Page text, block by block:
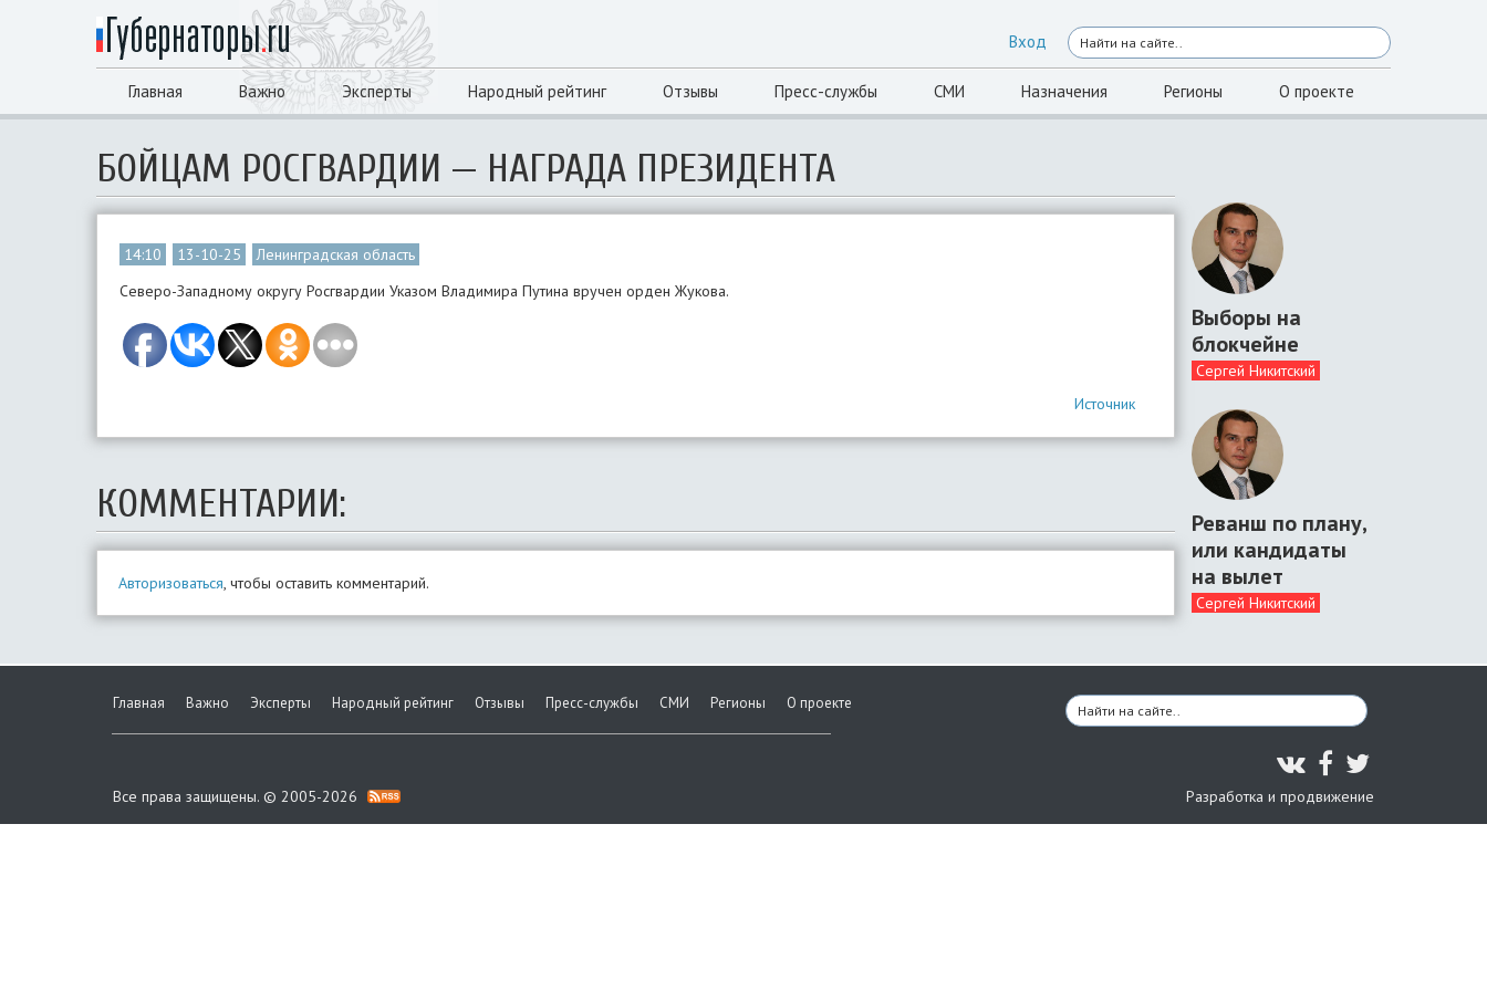
Вход
Главная Важно Эксперты Народный рейтинг Отзывы Пресс-службы СМИ Назначения Регионы О проекте
БОЙЦАМ РОСГВАРДИИ — НАГРАДА ПРЕЗИДЕНТА
14:10 13-10-25
Ленинградская область
Северо-Западному округу Росгвардии Указом Владимира Путина вручен орден Жукова.
Источник
КОММЕНТАРИИ:
Авторизоваться, чтобы оставить комментарий.
Выборы на
блокчейне
Сергей Никитский
Реванш по плану,
или кандидаты
на вылет
Сергей Никитский
Главная Важно Эксперты Народный рейтинг Отзывы Пресс-службы СМИ Регионы О проекте
Все права защищены. © 2005-2026 Разработка и продвижение